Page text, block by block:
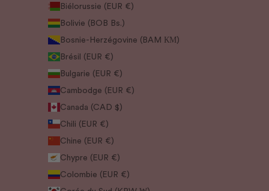
Biélorussie (EUR €)
Bolivie (BOB Bs.)
Bosnie-Herzégovine (BAM КМ)
Brésil (EUR €)
Bulgarie (EUR €)
Cambodge (EUR €)
Canada (CAD $)
Chili (EUR €)
Chine (EUR €)
Chypre (EUR €)
Colombie (EUR €)